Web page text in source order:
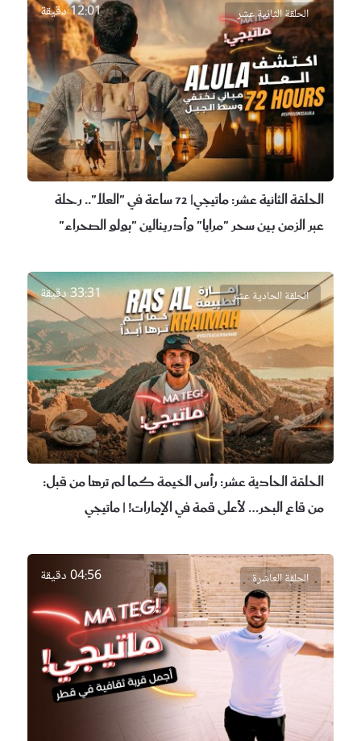
الحلقة الثانية عشر 12:01 دقيقة
الحلقة الثانية عشر:
ماتيجي| 72 ساعة في "العلا".. رحلة
عبر الزمن بين سحر "مرايا" وأدرينالين "بولو الصحراء"
الحلقة الحادية عشر 33:31 دقيقة
الحلقة الحادية عشر:رأس الخيمة كما لم ترها من قبل:
من قاع البحر… لأعلى قمة في الإمارات! | ماتيجي
الحلقة العاشرة 04:56 دقيقة